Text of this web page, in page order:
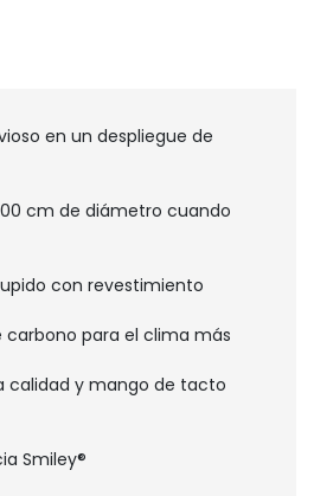
en un despliegue de
cm de diámetro cuando
con revestimiento
carbono para el clima más
calidad y mango de tacto
Smiley®